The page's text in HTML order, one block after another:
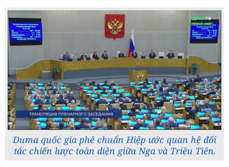
Duma quốc gia phê chuẩn Hiệp ước quan hệ đối
tác chiến lược toàn diện giữa Nga và Triều Tiên.